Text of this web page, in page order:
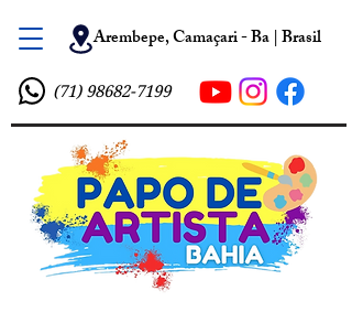
Arembepe, Camaçari - Ba | Brasil
(71) 98682-7199